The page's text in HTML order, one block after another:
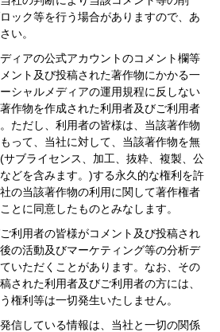
ック等を行う場合がありますので、あ
い。
ィアの公式アカウントのコメント欄等
ント及び投稿された著作物にかかる一
シャルメディアの運用規程に反しない
作物を作成された利用者及びご利用者
ただし、利用者の皆様は、当該著作物
って、当社に対して、当該著作物を無
ブライセンス、加工、抜粋、複製、公
どを含みます。)する永久的な権利を許
の当該著作物の利用に関して著作権者
とに同意したものとみなします。
利用者の皆様がコメント及び投稿され
の活動及びマーケティング等の分析デ
いただくことがあります。なお、その
された利用者及びご利用者の方には、
権利等は一切発生いたしません。
信している情報は、当社と一切の関係